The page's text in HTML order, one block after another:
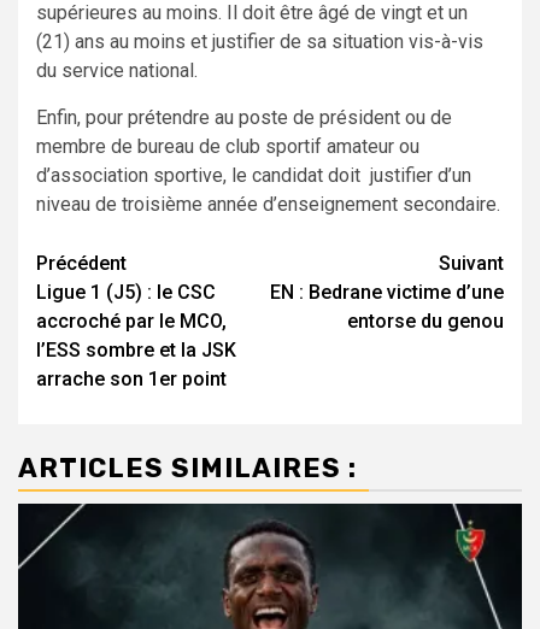
supérieures au moins. Il doit être âgé de vingt et un
(21) ans au moins et justifier de sa situation vis-à-vis
du service national.
Enfin, pour prétendre au poste de président ou de
membre de bureau de club sportif amateur ou
d’association sportive, le candidat doit justifier d’un
niveau de troisième année d’enseignement secondaire.
Navigation
d’article
Précédent
Ligue 1 (J5) : le CSC
accroché par le MCO,
l’ESS sombre et la JSK
arrache son 1er point
Suivant
EN : Bedrane victime d’une
entorse du genou
ARTICLES SIMILAIRES :